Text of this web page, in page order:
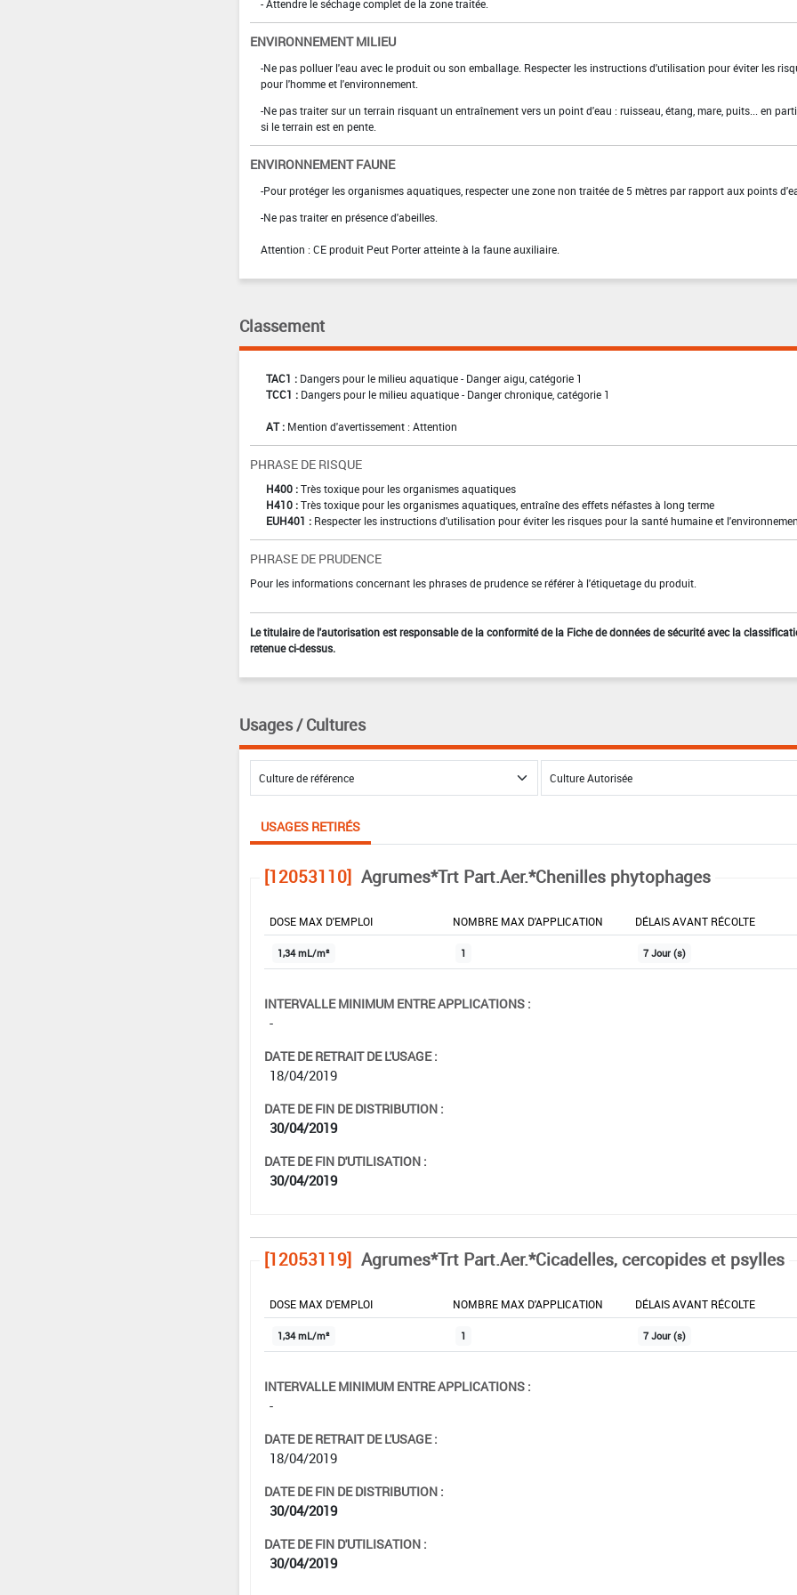
- Attendre le séchage complet de la zone traitée.
ENVIRONNEMENT MILIEU
-Ne pas polluer l'eau avec le produit ou son emballage. Respecter les instructions d'utilisation pour éviter les
pour l'homme et l'environnement.
-Ne pas traiter sur un terrain risquant un entraînement vers un point d'eau : ruisseau, étang, mare, puits... en
si le terrain est en pente.
ENVIRONNEMENT FAUNE
-Pour protéger les organismes aquatiques, respecter une zone non traitée de 5 mètres par rapport aux points
-Ne pas traiter en présence d'abeilles.
Attention : CE produit Peut Porter atteinte à la faune auxiliaire.
Classement
TAC1 : Dangers pour le milieu aquatique - Danger aigu, catégorie 1
TCC1 : Dangers pour le milieu aquatique - Danger chronique, catégorie 1
AT : Mention d'avertissement : Attention
PHRASE DE RISQUE
H400 : Très toxique pour les organismes aquatiques
H410 : Très toxique pour les organismes aquatiques, entraîne des effets néfastes à long terme
EUH401 : Respecter les instructions d'utilisation pour éviter les risques pour la santé humaine et
PHRASE DE PRUDENCE
Pour les informations concernant les phrases de prudence se référer à l'étiquetage du produit.
Le titulaire de l'autorisation est responsable de la conformité de la Fiche de données de sécurité avec la
retenue ci-dessus.
Usages / Cultures
USAGES RETIRÉS
[12053110] Agrumes*Trt Part.Aer.*Chenilles phytophages
DOSE MAX D'EMPLOI NOMBRE MAX D'APPLICATION DÉLAIS AVANT RÉCOLTE
1,34 mL/m² 1 7 Jour (s)
INTERVALLE MINIMUM ENTRE APPLICATIONS :
-
DATE DE RETRAIT DE L'USAGE :
18/04/2019
DATE DE FIN DE DISTRIBUTION :
30/04/2019
DATE DE FIN D'UTILISATION :
30/04/2019
[12053119] Agrumes*Trt Part.Aer.*Cicadelles, cercopides et psylles
DOSE MAX D'EMPLOI NOMBRE MAX D'APPLICATION DÉLAIS AVANT RÉCOLTE
1,34 mL/m² 1 7 Jour (s)
INTERVALLE MINIMUM ENTRE APPLICATIONS :
-
DATE DE RETRAIT DE L'USAGE :
18/04/2019
DATE DE FIN DE DISTRIBUTION :
30/04/2019
DATE DE FIN D'UTILISATION :
30/04/2019